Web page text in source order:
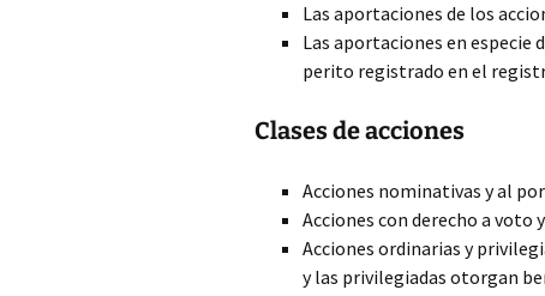
Las aportaciones de los
Las aportaciones en especie
perito registrado en el
Clases de acciones
Acciones nominativas y al
Acciones con derecho a voto
Acciones ordinarias y
y las privilegiadas otorgan